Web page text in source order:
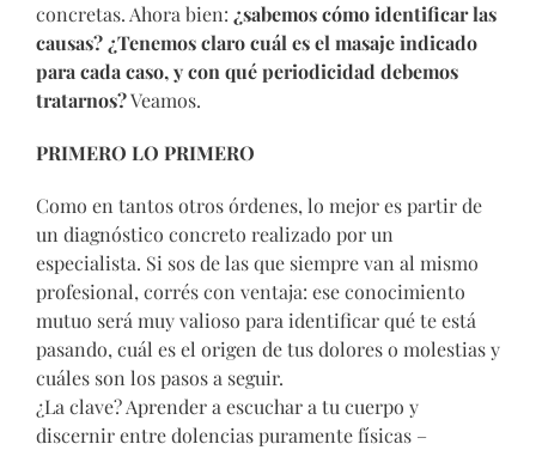
concretas. Ahora bien: ¿sabemos cómo identificar las
causas? ¿Tenemos claro cuál es el masaje indicado
para cada caso, y con qué periodicidad debemos
tratarnos?Veamos.
PRIMERO LO PRIMERO
Como en tantos otros órdenes, lo mejor es partir de
un diagnóstico concreto realizado por un
especialista. Si sos de las que siempre van al mismo
profesional, corrés con ventaja: ese conocimiento
mutuo será muy valioso para identificar qué te está
pasando, cuál es el origen de tus dolores o molestias y
cuáles son los pasos a seguir.
¿La clave? Aprender a escuchar a tu cuerpo y
discernir entre dolencias puramente físicas –